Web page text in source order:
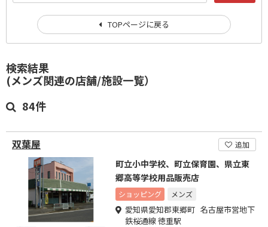
検索結果
(メンズ関連の店舗/施設一覧）
84件
双葉屋 追加
町立小中学校、町立保育園、県立東
郷高等学校用品販売店
ショッピング メンズ
愛知県愛知郡東郷町 名古屋市営地下
鉄桜通線 徳重駅
TOPページに戻る